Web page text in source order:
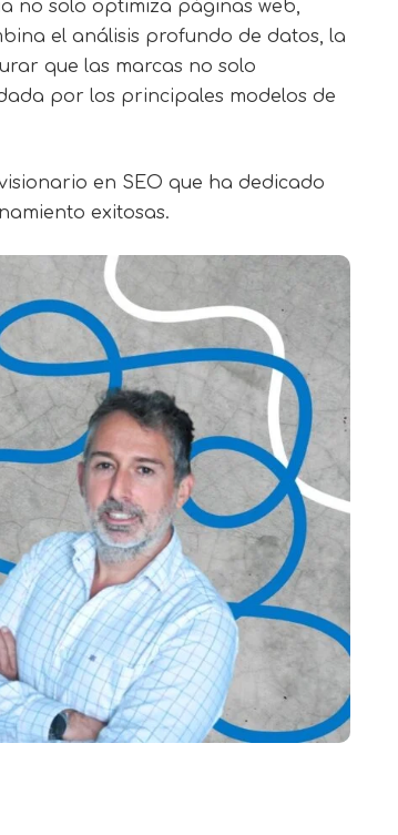
no solo optimiza páginas web,
el análisis profundo de datos, la
que las marcas no solo
por los principales modelos de
en SEO que ha dedicado
exitosas.